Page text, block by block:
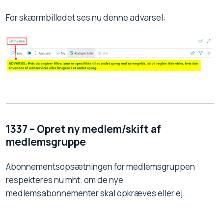
For skærmbilledet ses nu denne advarsel:
1337 – Opret ny medlem/skift af
medlemsgruppe
Abonnementsopsætningen for medlemsgruppen
respekteres nu mht. om de nye
medlemsabonnementer skal opkræves eller ej.